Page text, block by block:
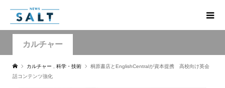
カルチャー
カルチャー 科学・技術
桐原書店とEnglishCentralが資本提携 高校向け英会
話コンテンツ強化